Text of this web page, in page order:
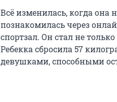
Всё изменилась, когда
познакомилась через
спортзал. Он стал не
Ребекка сбросила 57
девушками, способными